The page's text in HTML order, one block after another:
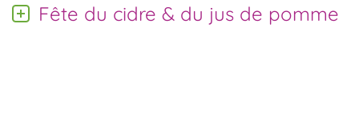
Fête du cidre & du jus de pomme